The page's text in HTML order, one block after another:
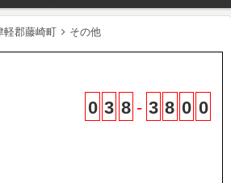
軽郡藤崎町 その他
0 3 8 - 3 8 0 0